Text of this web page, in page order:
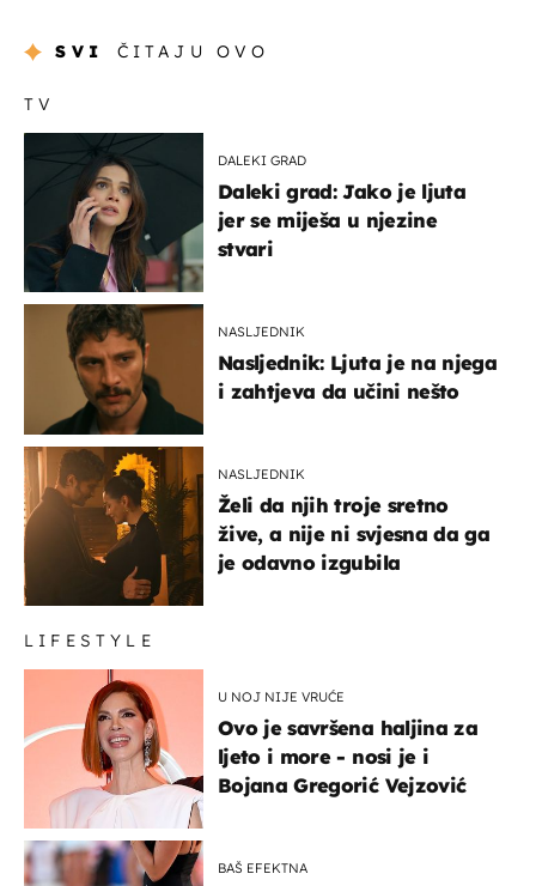
SVI ČITAJU OVO
TV
DALEKI GRAD
Daleki grad: Jako je ljuta
jer se miješa u njezine
stvari
NASLJEDNIK
Nasljednik: Ljuta je na njega
i zahtjeva da učini nešto
NASLJEDNIK
Želi da njih troje sretno
žive, a nije ni svjesna da ga
je odavno izgubila
LIFESTYLE
U NOJ NIJE VRUĆE
Ovo je savršena haljina za
ljeto i more - nosi je i
Bojana Gregorić Vejzović
BAŠ EFEKTNA